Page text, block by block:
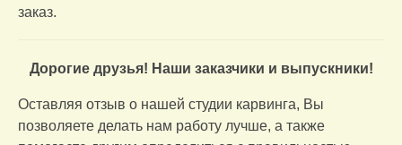
Каталог и цены
Отзывы о нас
заказ.
Дорогие друзья! Наши заказчики и выпускники!
Оставляя отзыв о нашей студии карвинга, Вы
позволяете делать нам работу лучше, а также